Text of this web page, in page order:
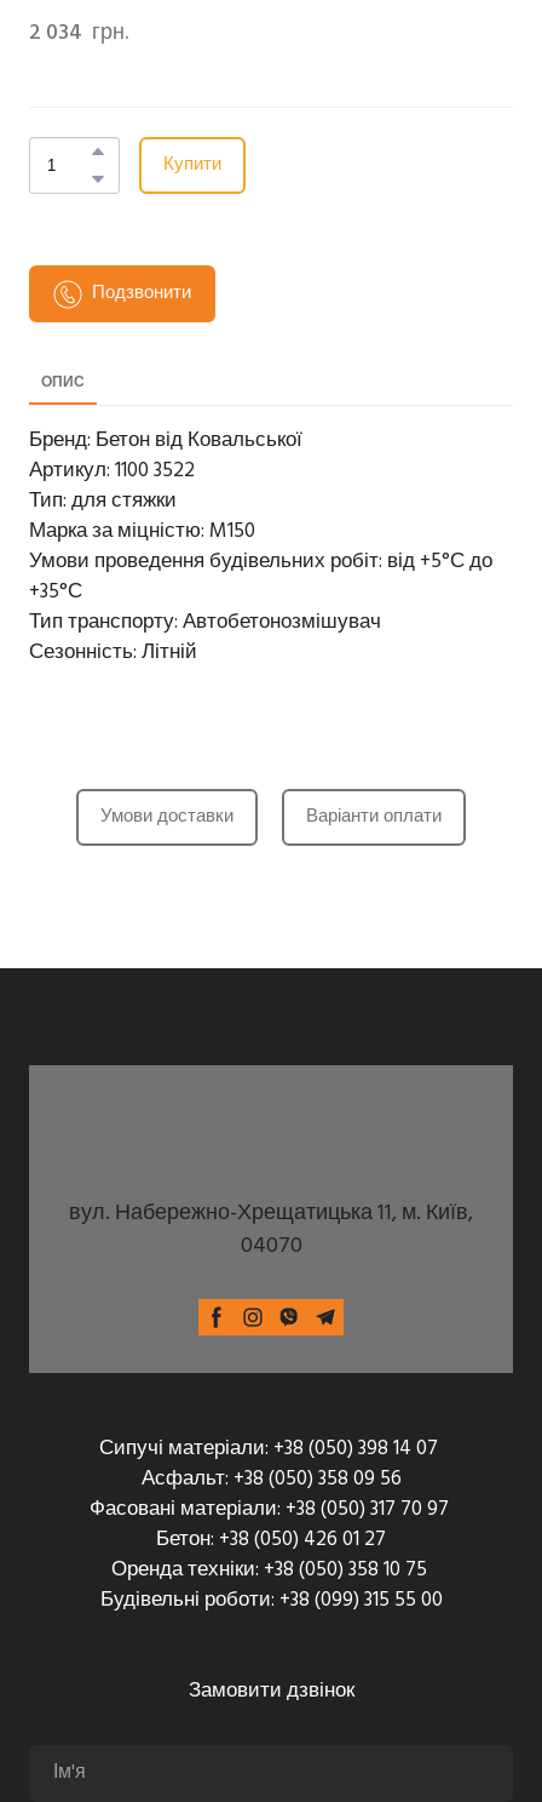
2 034  грн.
Купити
Подзвонити
ОПИС
Бренд: Бетон від Ковальської
Артикул: 1100 3522
Тип: для стяжки
Марка за міцністю: M150
Умови проведення будівельних робіт: від +5°С до
+35°С
Тип транспорту: Автобетонозмішувач
Сезонність: Літній
Умови доставки Варіанти оплати
вул. Набережно-Хрещатицька 11, м. Київ,
04070
Сипучі матеріали: +38 (050) 398 14 07
Асфальт: +38 (050) 358 09 56
Фасовані матеріали: +38 (050) 317 70 97
Бетон: +38 (050) 426 01 27
Оренда техніки: +38 (050) 358 10 75
Будівельні роботи: +38 (099) 315 55 00
Замовити дзвінок